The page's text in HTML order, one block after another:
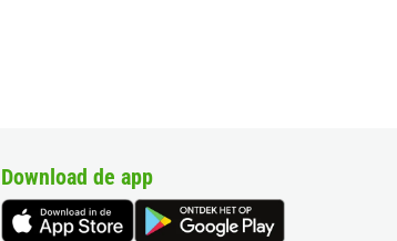
Download de app